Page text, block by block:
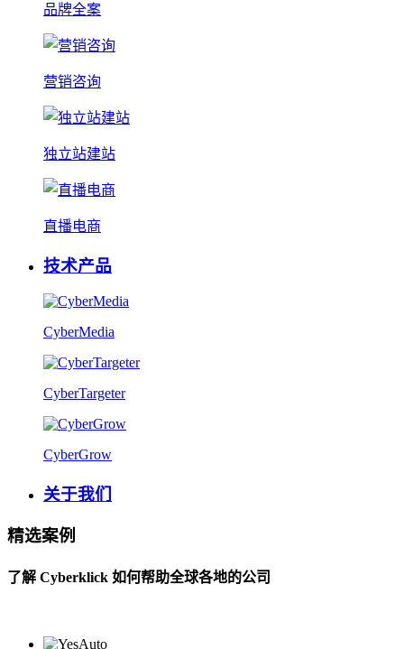
品牌全案
营销咨询
独立站建站
直播电商
技术产品
CyberMedia
CyberTargeter
CyberGrow
关于我们
精选案例
了解 Cyberklick 如何帮助全球各地的公司